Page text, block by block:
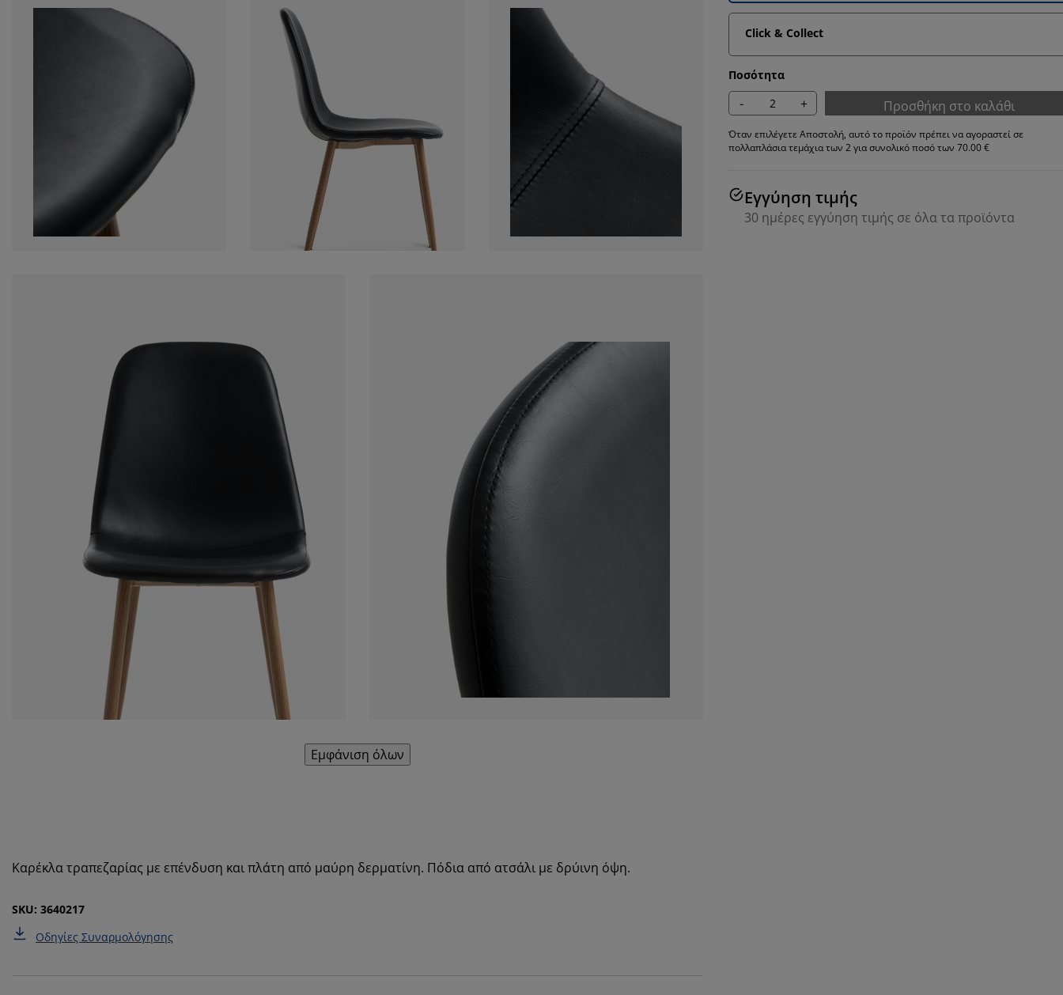
Εμφάνιση όλων
Click & Collect
Ποσότητα
- + Προσθήκη στο καλάθι
Όταν επιλέγετε Αποστολή, αυτό το προϊόν πρέπει να αγοραστεί σε
πολλαπλάσια τεμάχια των 2 για συνολικό ποσό των 70.00 €
Εγγύηση τιμής
30 ημέρες εγγύηση τιμής σε όλα τα προϊόντα
Καρέκλα τραπεζαρίας με επένδυση και πλάτη από μαύρη δερματίνη. Πόδια από ατσάλι με δρύινη όψη.
SKU: 3640217
Οδηγίες Συναρμολόγησης